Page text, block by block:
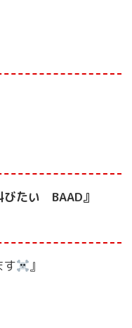
びたい BAAD』
す 』